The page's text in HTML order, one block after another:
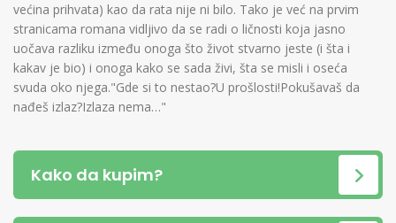
većina prihvata) kao da rata nije ni bilo. Tako je već na prvim
stranicama romana vidljivo da se radi o ličnosti koja jasno
uočava razliku između onoga što život stvarno jeste (i šta i
kakav je bio) i onoga kako se sada živi, šta se misli i oseća
svuda oko njega."Gde si to nestao?U prošlosti!Pokušavaš da
nađeš izlaz?Izlaza nema…"
Kako da kupim?